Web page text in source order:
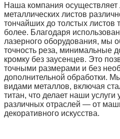
Наша компания осуществляет
металлических листов
тончайших до толстых
более. Благодаря
лазерного оборудования, мы
точность реза, минимальные
кромку без заусенцев. Это
точными размерами и без
дополнительной обработки.
видами металлов, включая
титан, что делает наши
различных отраслей — от
декоративного искусства.